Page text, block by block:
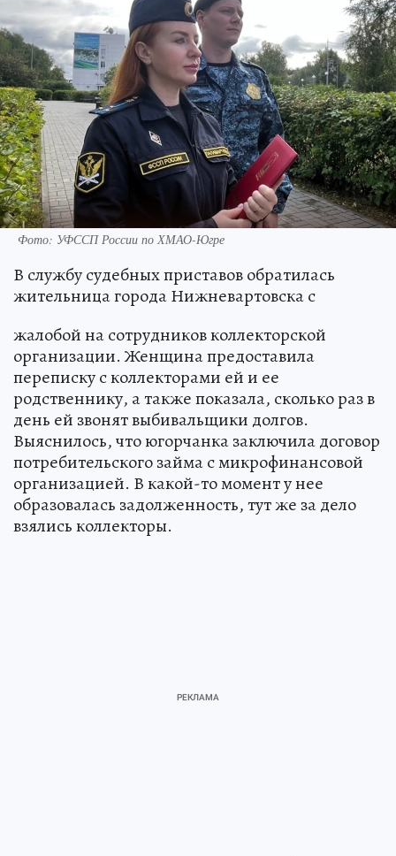
Фото: УФССП России по ХМАО-Югре
В службу судебных приставов обратилась
жительница города Нижневартовска с
жалобой на сотрудников коллекторской
организации. Женщина предоставила
переписку с коллекторами ей и ее
родственнику, а также показала, сколько раз в
день ей звонят выбивальщики долгов.
Выяснилось, что югорчанка заключила договор
потребительского займа с микрофинансовой
организацией. В какой-то момент у нее
образовалась задолженность, тут же за дело
взялись коллекторы.